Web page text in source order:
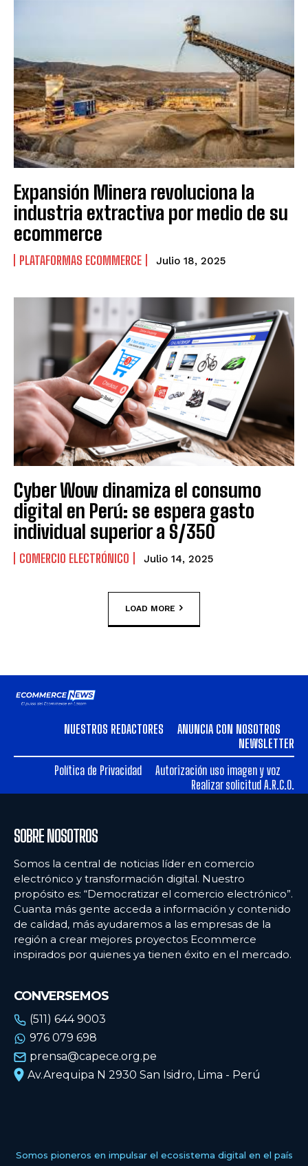
Expansión Minera revoluciona la
industria extractiva por medio de su
ecommerce
PLATAFORMAS ECOMMERCE Julio 18, 2025
Cyber Wow dinamiza el consumo
digital en Perú: se espera gasto
individual superior a S/350
COMERCIO ELECTRÓNICO Julio 14, 2025
LOAD MORE
NUESTROS REDACTORES
ANUNCIA CON NOSOTROS
NEWSLETTER
Política de Privacidad
Autorización uso imagen y voz
Realizar solicitud A.R.C.O.
SOBRE NOSOTROS
Somos la central de noticias líder en comercio
electrónico y transformación digital. Nuestro
propósito es: “Democratizar el comercio electrónico”.
Cuanta más gente acceda a información y contenido
de calidad, más ayudaremos a las empresas de la
región a crear mejores proyectos Ecommerce
inspirados por quienes ya tienen éxito en el mercado.
CONVERSEMOS
(511) 644 9003
976 079 698
prensa@capece.org.pe
Av.Arequipa N 2930 San Isidro, Lima - Perú
Somos pioneros en impulsar el ecosistema digital en el país